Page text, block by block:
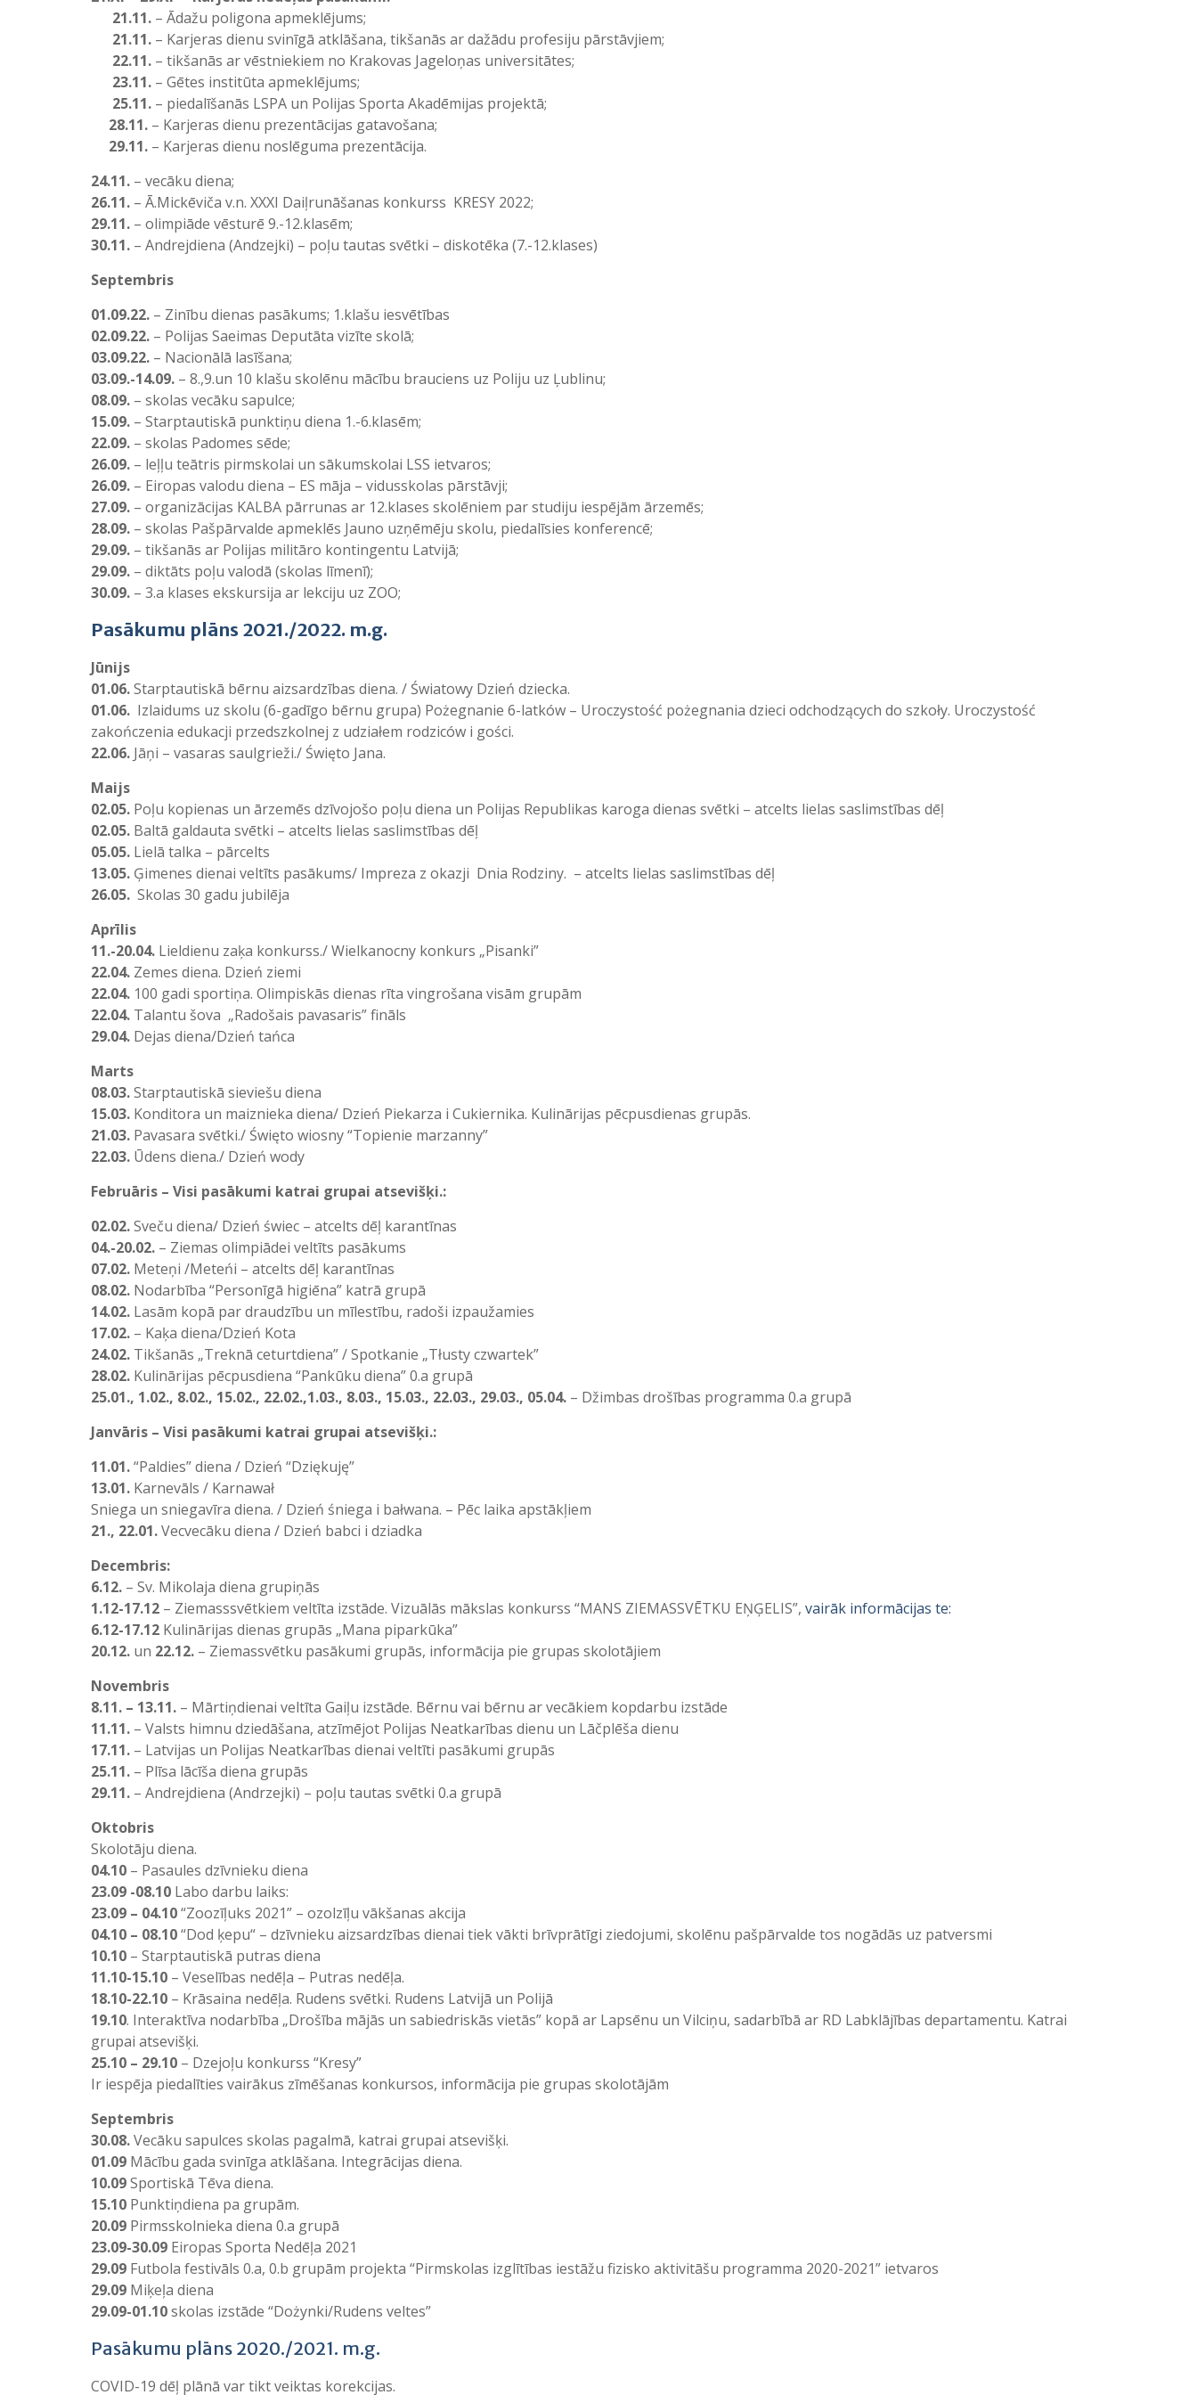
21.11. – Ādažu poligona apmeklējums;
21.11. – Karjeras dienu svinīgā atklāšana, tikšanās ar dažādu profesiju pārstāvjiem;
22.11. – tikšanās ar vēstniekiem no Krakovas Jageloņas universitātes;
23.11. – Gētes institūta apmeklējums;
25.11. – piedalīšanās LSPA un Polijas Sporta Akadēmijas projektā;
28.11. – Karjeras dienu prezentācijas gatavošana;
29.11. – Karjeras dienu noslēguma prezentācija.
24.11. – vecāku diena;
26.11. – Ā.Mickēviča v.n. XXXI Daiļrunāšanas konkurss KRESY 2022;
29.11. – olimpiāde vēsturē 9.-12.klasēm;
30.11. – Andrejdiena (Andzejki) – poļu tautas svētki – diskotēka (7.-12.klases)
Septembris
01.09.22. – Zinību dienas pasākums; 1.klašu iesvētības
02.09.22. – Polijas Saeimas Deputāta vizīte skolā;
03.09.22. – Nacionālā lasīšana;
03.09.-14.09. – 8.,9.un 10 klašu skolēnu mācību brauciens uz Poliju uz Ļublinu;
08.09. – skolas vecāku sapulce;
15.09. – Starptautiskā punktiņu diena 1.-6.klasēm;
22.09. – skolas Padomes sēde;
26.09. – leļļu teātris pirmskolai un sākumskolai LSS ietvaros;
26.09. – Eiropas valodu diena – ES māja – vidusskolas pārstāvji;
27.09. – organizācijas KALBA pārrunas ar 12.klases skolēniem par studiju iespējām ārzemēs;
28.09. – skolas Pašpārvalde apmeklēs Jauno uzņēmēju skolu, piedalīsies konferencē;
29.09. – tikšanās ar Polijas militāro kontingentu Latvijā;
29.09. – diktāts poļu valodā (skolas līmenī);
30.09. – 3.a klases ekskursija ar lekciju uz ZOO;
Pasākumu plāns 2021./2022. m.g.
Jūnijs
01.06.Starptautiskā bērnu aizsardzības diena. / Światowy Dzień dziecka.
01.06. Izlaidums uz skolu (6-gadīgo bērnu grupa) Pożegnanie 6-latków – Uroczystość pożegnania dzieci odchodzących do szkoły. Uroczystość
zakończenia edukacji przedszkolnej z udziałem rodziców i gości.
22.06. Jāņi – vasaras saulgrieži./ Święto Jana.
Maijs
02.05. Poļu kopienas un ārzemēs dzīvojošo poļu diena un Polijas Republikas karoga dienas svētki – atcelts lielas saslimstības dēļ
02.05. Baltā galdauta svētki – atcelts lielas saslimstības dēļ
05.05. Lielā talka – pārcelts
13.05. Ģimenes dienai veltīts pasākums/ Impreza z okazji Dnia Rodziny. – atcelts lielas saslimstības dēļ
26.05. Skolas 30 gadu jubilēja
Aprīlis
11.-20.04. Lieldienu zaķa konkurss./ Wielkanocny konkurs „Pisanki”
22.04. Zemes diena. Dzień ziemi
22.04. 100 gadi sportiņa. Olimpiskās dienas rīta vingrošana visām grupām
22.04. Talantu šova „Radošais pavasaris” fināls
29.04. Dejas diena/Dzień tańca
Marts
08.03.Starptautiskā sieviešu diena
15.03. Konditora un maiznieka diena/ Dzień Piekarza i Cukiernika. Kulinārijas pēcpusdienas grupās.
21.03. Pavasara svētki./ Święto wiosny “Topienie marzanny”
22.03. Ūdens diena./ Dzień wody
Februāris – Visi pasākumi katrai grupai atsevišķi.:
02.02.Sveču diena/ Dzień świec – atcelts dēļ karantīnas
04.-20.02. – Ziemas olimpiādei veltīts pasākums
07.02. Meteņi /Meteńi – atcelts dēļ karantīnas
08.02. Nodarbība “Personīgā higiēna” katrā grupā
14.02. Lasām kopā par draudzību un mīlestību, radoši izpaužamies
17.02. – Kaķa diena/Dzień Kota
24.02. Tikšanās „Treknā ceturtdiena” / Spotkanie „Tłusty czwartek”
28.02. Kulinārijas pēcpusdiena “Pankūku diena” 0.a grupā
25.01., 1.02., 8.02., 15.02., 22.02.,1.03., 8.03., 15.03., 22.03., 29.03., 05.04. – Džimbas drošības programma 0.a grupā
Janvāris – Visi pasākumi katrai grupai atsevišķi.:
11.01.“Paldies” diena / Dzień “Dziękuję”
13.01. Karnevāls / Karnawał
Sniega un sniegavīra diena. / Dzień śniega i bałwana. – Pēc laika apstākļiem
21., 22.01.Vecvecāku diena / Dzień babci i dziadka
Decembris:
6.12. – Sv. Mikolaja diena grupiņās
1.12-17.12 – Ziemasssvētkiem veltīta izstāde. Vizuālās mākslas konkurss “MANS ZIEMASSVĒTKU EŅĢELIS”, vairāk informācijas te:
6.12-17.12 Kulinārijas dienas grupās „Mana piparkūka”
20.12. un 22.12. – Ziemassvētku pasākumi grupās, informācija pie grupas skolotājiem
Novembris
8.11. – 13.11. – Mārtiņdienai veltīta Gaiļu izstāde. Bērnu vai bērnu ar vecākiem kopdarbu izstāde
11.11. – Valsts himnu dziedāšana, atzīmējot Polijas Neatkarības dienu un Lāčplēša dienu
17.11. – Latvijas un Polijas Neatkarības dienai veltīti pasākumi grupās
25.11. – Plīsa lācīša diena grupās
29.11. – Andrejdiena (Andrzejki) – poļu tautas svētki 0.a grupā
Oktobris
Skolotāju diena.
04.10 – Pasaules dzīvnieku diena
23.09 -08.10 Labo darbu laiks:
23.09 – 04.10“Zoozīļuks 2021” – ozolzīļu vākšanas akcija
04.10 – 08.10“Dod ķepu“ – dzīvnieku aizsardzības dienai tiek vākti brīvprātīgi ziedojumi, skolēnu pašpārvalde tos nogādās uz patversmi
10.10 – Starptautiskā putras diena
11.10-15.10 – Veselības nedēļa – Putras nedēļa.
18.10-22.10 – Krāsaina nedēļa. Rudens svētki. Rudens Latvijā un Polijā
19.10. Interaktīva nodarbība „Drošība mājās un sabiedriskās vietās” kopā ar Lapsēnu un Vilciņu, sadarbībā ar RD Labklājības departamentu. Katrai
grupai atsevišķi.
25.10 – 29.10 – Dzejoļu konkurss “Kresy”
Ir iespēja piedalīties vairākus zīmēšanas konkursos, informācija pie grupas skolotājām
Septembris
30.08.Vecāku sapulces skolas pagalmā, katrai grupai atsevišķi.
01.09 Mācību gada svinīga atklāšana. Integrācijas diena.
10.09Sportiskā Tēva diena.
15.10 Punktiņdiena pa grupām.
20.09 Pirmsskolnieka diena 0.a grupā
23.09-30.09 Eiropas Sporta Nedēļa 2021
29.09 Futbola festivāls 0.a, 0.b grupām projekta “Pirmskolas izglītības iestāžu fizisko aktivitāšu programma 2020-2021” ietvaros
29.09 Miķeļa diena
29.09-01.10skolas izstāde “Dożynki/Rudens veltes”
Pasākumu plāns 2020./2021. m.g.
COVID-19 dēļ plānā var tikt veiktas korekcijas.